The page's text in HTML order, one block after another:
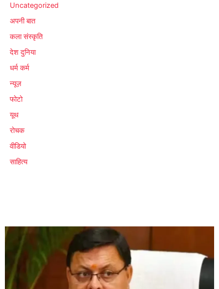
Uncategorized
अपनी बात
कला संस्कृति
देश दुनिया
धर्म कर्म
न्यूज़
फोटो
यूथ
रोचक
वीडियो
साहित्य